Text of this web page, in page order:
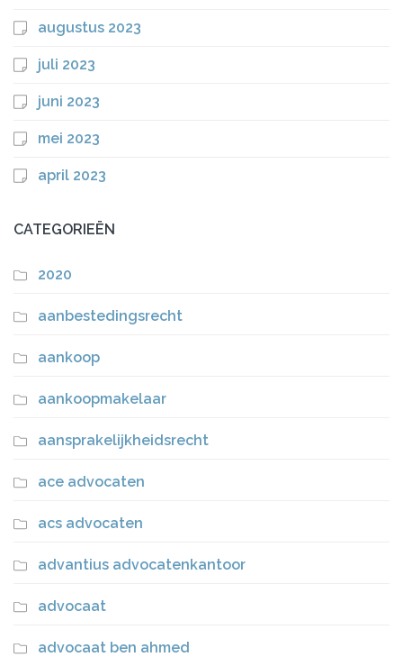
augustus 2023
juli 2023
juni 2023
mei 2023
april 2023
CATEGORIEËN
2020
aanbestedingsrecht
aankoop
aankoopmakelaar
aansprakelijkheidsrecht
ace advocaten
acs advocaten
advantius advocatenkantoor
advocaat
advocaat ben ahmed